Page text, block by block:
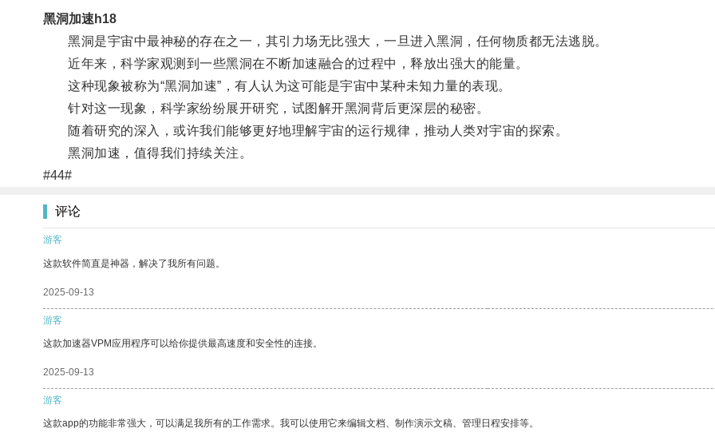
黑洞加速h18
黑洞是宇宙中最神秘的存在之一，其引力场无比强大，一旦进入黑洞，任何物质都无法逃脱。
近年来，科学家观测到一些黑洞在不断加速融合的过程中，释放出强大的能量。
这种现象被称为“黑洞加速”，有人认为这可能是宇宙中某种未知力量的表现。
针对这一现象，科学家纷纷展开研究，试图解开黑洞背后更深层的秘密。
随着研究的深入，或许我们能够更好地理解宇宙的运行规律，推动人类对宇宙的探索。
黑洞加速，值得我们持续关注。
#44#
评论
游客
这款软件简直是神器，解决了我所有问题。
2025-09-13
游客
这款加速器VPM应用程序可以给你提供最高速度和安全性的连接。
2025-09-13
游客
这款app的功能非常强大，可以满足我所有的工作需求。我可以使用它来编辑文档、制作演示文稿、管理日程安排等。